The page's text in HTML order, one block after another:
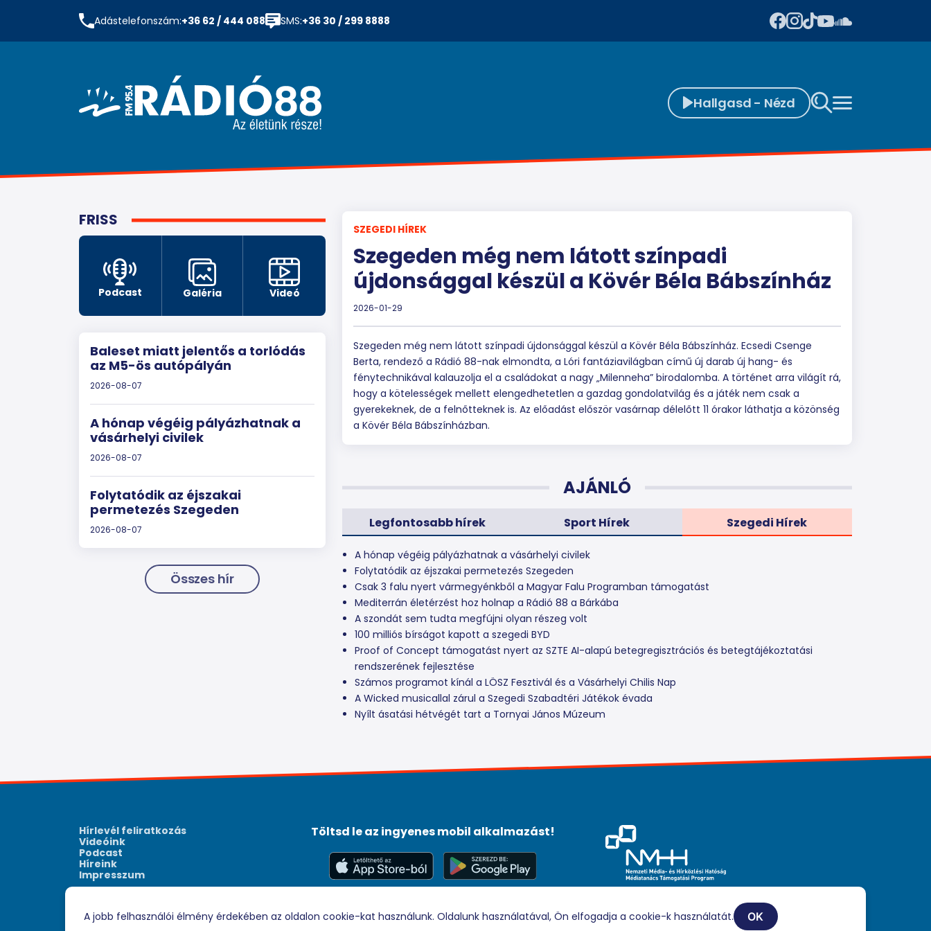
Adástelefonszám:+36 62 / 444 088 SMS:+36 30 / 299 8888
Hallgasd - Nézd
FRISS
Podcast Galéria Videó
Baleset miatt jelentős a torlódás
az M5-ös autópályán
2026-08-07
A hónap végéig pályázhatnak a
vásárhelyi civilek
2026-08-07
Folytatódik az éjszakai
permetezés Szegeden
2026-08-07
Összes hír
SZEGEDI HÍREK
Szegeden még nem látott színpadi
újdonsággal készül a Kövér Béla Bábszínház
2026-01-29
Szegeden még nem látott színpadi újdonsággal készül a Kövér Béla Bábszínház. Ecsedi Csenge
Berta, rendező a Rádió 88-nak elmondta, a Lóri fantáziavilágban című új darab új hang- és
fénytechnikával kalauzolja el a családokat a nagy „Milenneha” birodalomba. A történet arra világít rá,
hogy a kötelességek mellett elengedhetetlen a gazdag gondolatvilág és a játék nem csak a
gyerekeknek, de a felnőtteknek is. Az előadást először vasárnap délelőtt 11 órakor láthatja a közönség
a Kövér Béla Bábszínházban.
AJÁNLÓ
Legfontosabb hírek Sport Hírek Szegedi Hírek
A hónap végéig pályázhatnak a vásárhelyi civilek
Folytatódik az éjszakai permetezés Szegeden
Csak 3 falu nyert vármegyénkből a Magyar Falu Programban támogatást
Mediterrán életérzést hoz holnap a Rádió 88 a Bárkába
A szondát sem tudta megfújni olyan részeg volt
100 milliós bírságot kapott a szegedi BYD
Proof of Concept támogatást nyert az SZTE AI-alapú betegregisztrációs és betegtájékoztatási
rendszerének fejlesztése
Számos programot kínál a LÖSZ Fesztivál és a Vásárhelyi Chilis Nap
A Wicked musicallal zárul a Szegedi Szabadtéri Játékok évada
Nyílt ásatási hétvégét tart a Tornyai János Múzeum
Hírlevél feliratkozás
Videóink
Podcast
Híreink
Impresszum
Töltsd le az ingyenes mobil alkalmazást!
Támogatási Program keretében támogatja.
A jobb felhasználói élmény érdekében az oldalon cookie-kat használunk. Oldalunk használatával, Ön elfogadja a cookie-k használatát. OK